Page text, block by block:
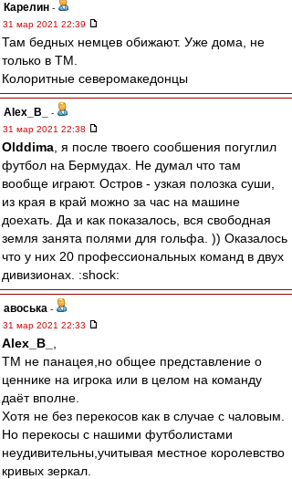
Карелин -
31 мар 2021 22:39
Там бедных немцев обижают. Уже дома, не
только в ТМ.
Колоритные северомакедонцы
Alex_B_
-
31 мар 2021 22:38
Olddima , я после твоего сообшения погуглил
футбол на Бермудах. Не думал что там
вообще играют. Остров - узкая полозка суши,
из края в край можно за час на машине
доехать. Да и как показалось, вся свободная
земля занята полями для гольфа. )) Оказалось
что у них 20 профессиональных команд в двух
дивизионах. :shock:
авоська -
31 мар 2021 22:33
Alex_B_
ТМ не панацея,но общее представление о
ценнике на игрока или в целом на команду
даёт вполне.
Хотя не без перекосов как в случае с чаловым.
Но перекосы с нашими футболистами
неудивительны,учитывая местное королевство
кривых зеркал.